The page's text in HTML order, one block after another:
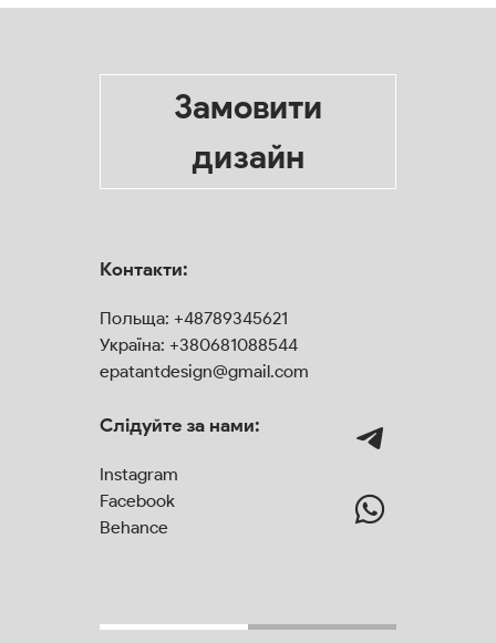
Замовити
дизайн
Контакти:
Польща: +48789345621
Україна: +380681088544
epatantdesign@gmail.com
Слідуйте за нами:
Instagram
Facebook
Behance